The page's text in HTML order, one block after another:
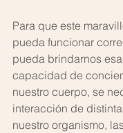
Para que este
pueda funcionar
pueda brindarnos
capacidad de
nuestro cuerpo, se
interacción de
nuestro organismo,